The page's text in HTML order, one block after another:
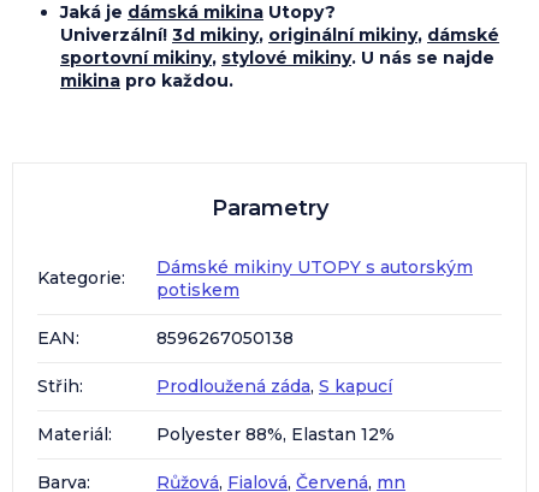
Jaká je dámská mikina Utopy?
Univerzální! 3d mikiny, originální mikiny, dámské
sportovní mikiny, stylové mikiny. U nás se najde
mikina pro každou.
Parametry
Kategorie:
Dámské mikiny UTOPY s autorským
potiskem
EAN: 8596267050138
Střih: Prodloužená záda, S kapucí
Materiál : Polyester 88%, Elastan 12%
Barva: Růžová, Fialová, Červená, mn